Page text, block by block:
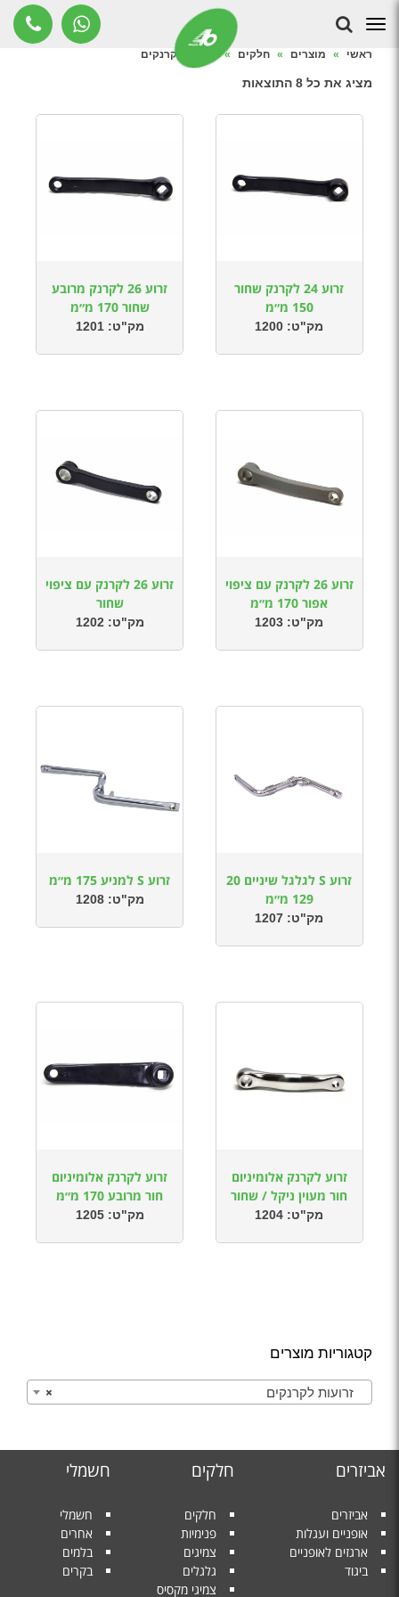
תפריט
זרועות לקרנקים
ראשי » מוצרים » חלקים » זרועות לקרנקים
מציג את כל 8 התוצאות
זרוע 24 לקרנק שחור
150 מ״מ
מק"ט: 1200
זרוע 26 לקרנק מרובע
שחור 170 מ״מ
מק"ט:1201
זרוע 26 לקרנק עם ציפוי
אפור 170 מ״מ
מק"ט: 1203
זרוע 26 לקרנק עם ציפוי
שחור
מק"ט:1202
זרוע S לגלגל שיניים 20
129 מ״מ
מק"ט: 1207
זרוע S למניע 175 מ״מ
מק"ט:1208
זרוע לקרנק אלומיניום
חור מעוין ניקל / שחור
מק"ט: 1204
זרוע לקרנק אלומיניום
חור מרובע 170 מ״מ
מק"ט:1205
קטגוריות מוצרים
× זרועות לקרנקים
אביזרים
אביזרים
אופניים ועגלות
ארגזים לאופניים
ביגוד
חלקים
חלקים
פנימיות
צמיגים
גלגלים
צמיגי מקסיס
חשמלי
חשמלי
אחרים
בלמים
בקרים